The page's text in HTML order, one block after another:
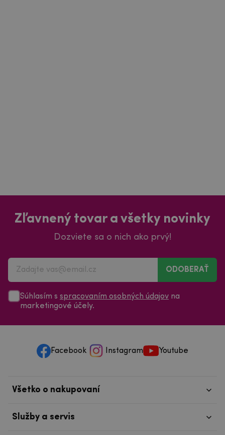
Zľavnený tovar a všetky novinky
Dozviete sa o nich ako prvý!
ODOBERAŤ
Súhlasím s spracovaním osobných údajov na
marketingové účely.
Facebook Instagram Youtube
Všetko o nakupovaní
Služby a servis